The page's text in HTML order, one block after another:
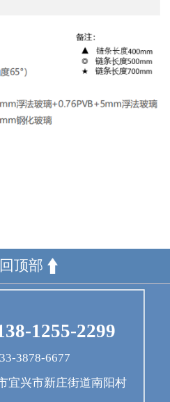
顶部
1255-2299
3878-6677
宜兴市新庄街道南阳村